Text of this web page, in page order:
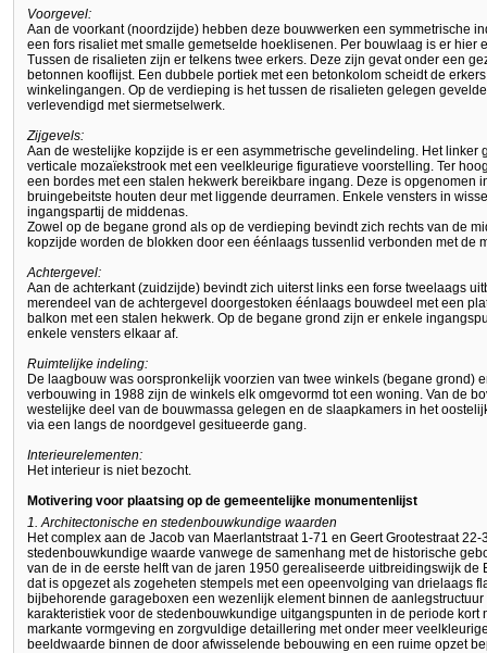
Voorgevel:
Aan de voorkant (noordzijde) hebben deze bouwwerken een symmetrische
een fors risaliet met smalle gemetselde hoeklisenen. Per bouwlaag is er hier
Tussen de risalieten zijn er telkens twee erkers. Deze zijn gevat onder een
betonnen kooflijst. Een dubbele portiek met een betonkolom scheidt de
winkelingangen. Op de verdieping is het tussen de risalieten gelegen
verlevendigd met siermetselwerk.
Zijgevels:
Aan de westelijke kopzijde is er een asymmetrische gevelindeling. Het
verticale mozaïekstrook met een veelkleurige figuratieve voorstelling. Ter
een bordes met een stalen hekwerk bereikbare ingang. Deze is opgenomen
bruingebeitste houten deur met liggende deurramen. Enkele vensters in
ingangspartij de middenas.
Zowel op de begane grond als op de verdieping bevindt zich rechts van de
kopzijde worden de blokken door een éénlaags tussenlid verbonden met de
Achtergevel:
Aan de achterkant (zuidzijde) bevindt zich uiterst links een forse tweelaags
merendeel van de achtergevel doorgestoken éénlaags bouwdeel met een
balkon met een stalen hekwerk. Op de begane grond zijn er enkele
enkele vensters elkaar af.
Ruimtelijke indeling:
De laagbouw was oorspronkelijk voorzien van twee winkels (begane grond)
verbouwing in 1988 zijn de winkels elk omgevormd tot een woning. Van de
westelijke deel van de bouwmassa gelegen en de slaapkamers in het
via een langs de noordgevel gesitueerde gang.
Interieurelementen:
Het interieur is niet bezocht.
Motivering voor plaatsing op de gemeentelijke monumentenlijst
1. Architectonische en stedenbouwkundige waarden
Het complex aan de Jacob van Maerlantstraat 1-71 en Geert Grootestraat
stedenbouwkundige waarde vanwege de samenhang met de historische
van de in de eerste helft van de jaren 1950 gerealiseerde uitbreidingswijk de
dat is opgezet als zogeheten stempels met een opeenvolging van drielaags
bijbehorende garageboxen een wezenlijk element binnen de
karakteristiek voor de stedenbouwkundige uitgangspunten in de periode kort
markante vormgeving en zorgvuldige detaillering met onder meer
beeldwaarde binnen de door afwisselende bebouwing en een ruime opzet